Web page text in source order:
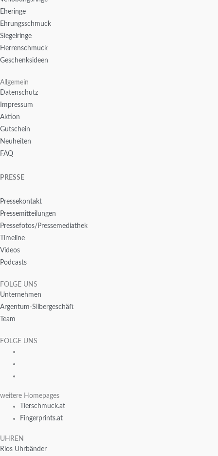
Eheringe
Ehrungsschmuck
Siegelringe
Herrenschmuck
Geschenksideen
Allgemein
Datenschutz
Impressum
Aktion
Gutschein
Neuheiten
FAQ
PRESSE
Pressekontakt
Pressemitteilungen
Pressefotos/Pressemediathek
Timeline
Videos
Podcasts
FOLGE UNS
Unternehmen
Argentum-Silbergeschäft
Team
FOLGE UNS
weitere Homepages
Tierschmuck.at
Fingerprints.at
UHREN
Rios Uhrbänder